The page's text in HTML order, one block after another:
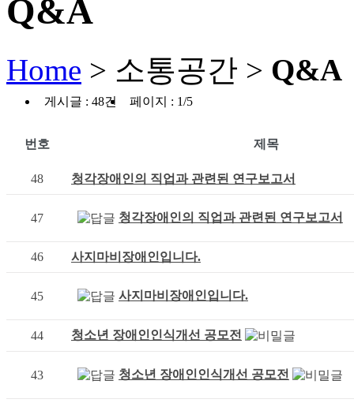
Q&A
Home > 소통공간 > Q&A
게시글 : 48건 페이지 : 1/5
번호 제목
48 청각장애인의 직업과 관련된 연구보고서
47 청각장애인의 직업과 관련된 연구보고서
46 사지마비장애인입니다.
45 사지마비장애인입니다.
44 청소년 장애인인식개선 공모전
43 청소년 장애인인식개선 공모전